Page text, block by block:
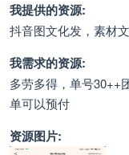
我提供的资源:
抖音图文化发，素材
我需求的资源:
多劳多得，单号30++
单可以预付
资源图片: